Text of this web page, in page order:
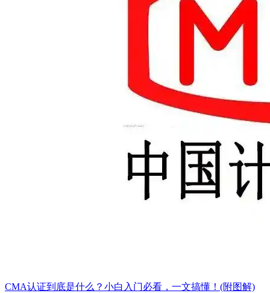
CMA认证到底是什么？小白入门必看，一文搞懂！(附图解)